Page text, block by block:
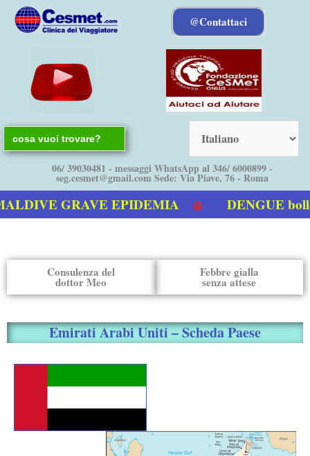
@Contattaci
Search
for:
06/ 39030481 - messaggi WhatsApp al 346/ 6000899 -
seg.cesmet@gmail.com Sede: Via Piave, 76 - Roma
GRAVE EPIDEMIA
DENGUE
Consulenza del
dottor Meo
Febbre gialla
senza attese
Emirati Arabi Uniti – Scheda Paese